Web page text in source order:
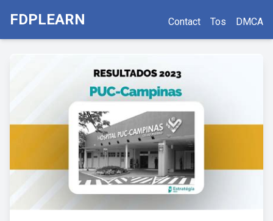
FDPLEARN Contact Tos DMCA